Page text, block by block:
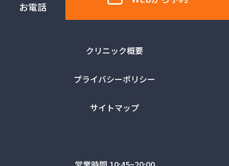
お電話
クリニック概要
プライバシーポリシー
サイトマップ